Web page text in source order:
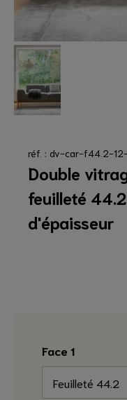
réf. : dv-car-f44.2-
Double
feuilleté
d'épaisseur
Face 1